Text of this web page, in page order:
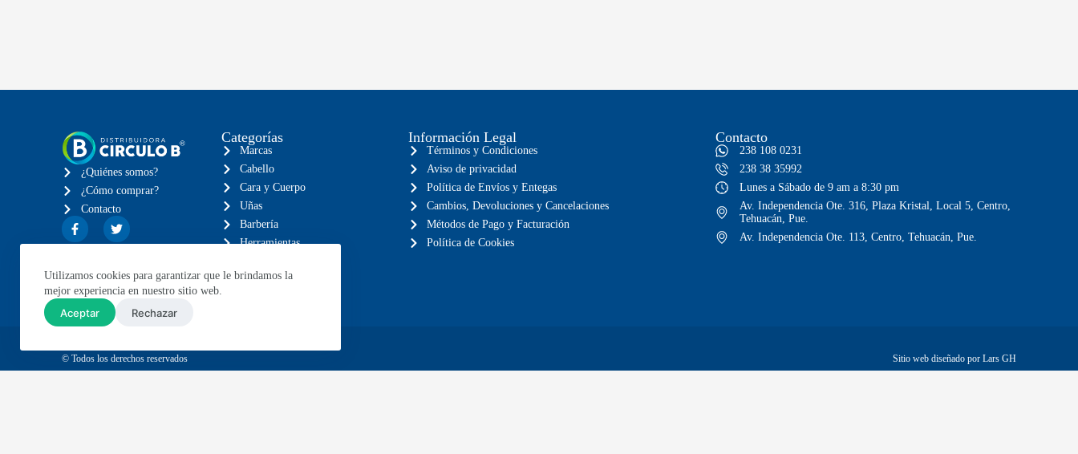
Utilizamos cookies para garantizar que le brindamos la
mejor experiencia en nuestro sitio web.
Aceptar Rechazar
¿Quiénes somos?
¿Cómo comprar?
Contacto
Categorías
Marcas
Cabello
Cara y Cuerpo
Uñas
Barbería
Herramientas
Muebles
Información Legal
Términos y Condiciones
Aviso de privacidad
Política de Envíos y Entegas
Cambios, Devoluciones y Cancelaciones
Métodos de Pago y Facturación
Política de Cookies
Contacto
238 108 0231
238 38 35992
Lunes a Sábado de 9 am a 8:30 pm
Av. Independencia Ote. 316, Plaza Kristal, Local 5, Centro,
Tehuacán, Pue.
Av. Independencia Ote. 113, Centro, Tehuacán, Pue.
© Todos los derechos reservados Sitio web diseñado por Lars GH